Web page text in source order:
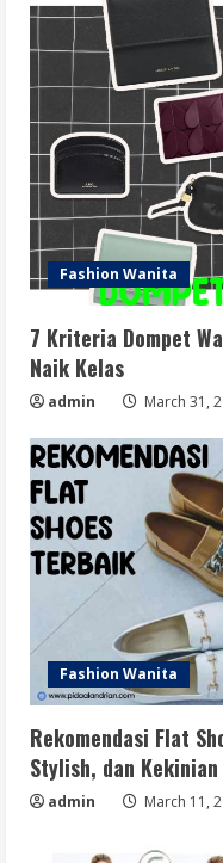
Fashion Wanita
7 Kriteria Dompet
Naik Kelas
admin March 31,
Fashion Wanita
Rekomendasi Flat
Stylish, dan Kekinian
admin March 11,